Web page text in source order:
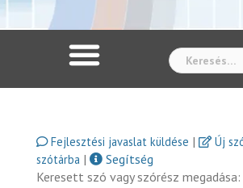
Fejlesztési javaslat küldése |
Új
szótárba |
Segítség
Keresett szó vagy szórész megadása: